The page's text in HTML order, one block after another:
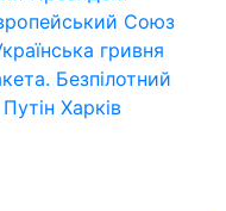
Союз
гривня
Безпілотний
Харків